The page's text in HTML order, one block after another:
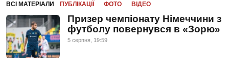
ВСІ МАТЕРІАЛИ ПУБЛІКАЦІЇ ФОТО ВІДЕО
Призер чемпіонату Німеччини з
футболу повернувся в «Зорю»
5 серпня, 19:59